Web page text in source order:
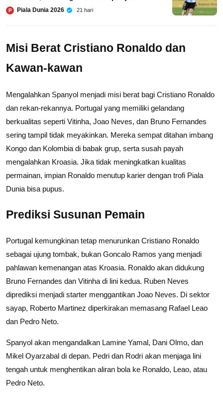
P Piala Dunia 2026 21 hari
Misi Berat Cristiano Ronaldo dan
Kawan-kawan
Mengalahkan Spanyol menjadi misi berat bagi Cristiano Ronaldo
dan rekan-rekannya. Portugal yang memiliki gelandang
berkualitas seperti Vitinha, Joao Neves, dan Bruno Fernandes
sering tampil tidak meyakinkan. Mereka sempat ditahan imbang
Kongo dan Kolombia di babak grup, serta susah payah
mengalahkan Kroasia. Jika tidak meningkatkan kualitas
permainan, impian Ronaldo menutup karier dengan trofi Piala
Dunia bisa pupus.
Prediksi Susunan Pemain
Portugal kemungkinan tetap menurunkan Cristiano Ronaldo
sebagai ujung tombak, bukan Goncalo Ramos yang menjadi
pahlawan kemenangan atas Kroasia. Ronaldo akan didukung
Bruno Fernandes dan Vitinha di lini kedua. Ruben Neves
diprediksi menjadi starter menggantikan Joao Neves. Di sektor
sayap, Roberto Martinez diperkirakan memasang Rafael Leao
dan Pedro Neto.
Spanyol akan mengandalkan Lamine Yamal, Dani Olmo, dan
Mikel Oyarzabal di depan. Pedri dan Rodri akan menjaga lini
tengah untuk menghentikan aliran bola ke Ronaldo, Leao, atau
Pedro Neto.